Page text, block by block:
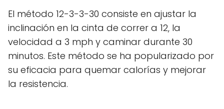
El método 12-3-3-30 consiste en ajustar la
inclinación en la cinta de correr a 12, la
velocidad a 3 mph y caminar durante 30
minutos. Este método se ha popularizado por
su eficacia para quemar calorías y mejorar
la resistencia.